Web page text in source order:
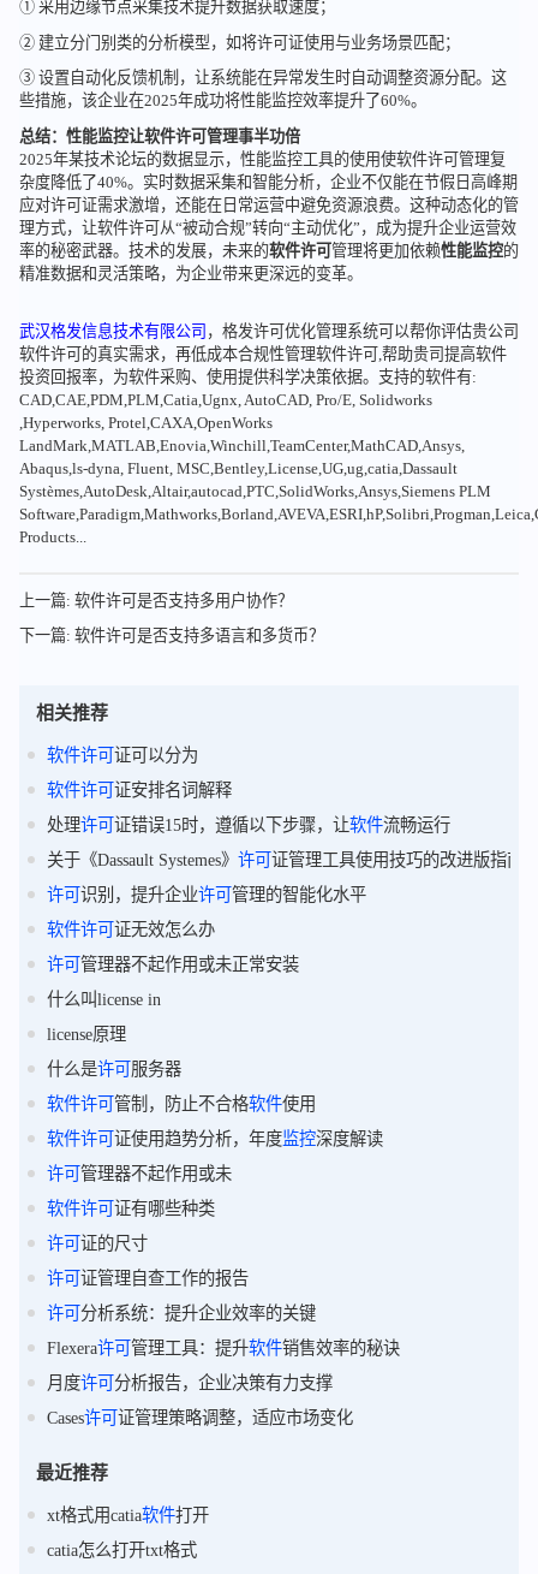
① 采用边缘节点采集技术提升数据获取速度；
② 建立分门别类的分析模型，如将许可证使用与业务场景匹配；
③ 设置自动化反馈机制，让系统能在异常发生时自动调整资源分配。这
些措施，该企业在2025年成功将性能监控效率提升了60%。
总结：性能监控让软件许可管理事半功倍
2025年某技术论坛的数据显示，性能监控工具的使用使软件许可管理复
杂度降低了40%。实时数据采集和智能分析，企业不仅能在节假日高峰期
应对许可证需求激增，还能在日常运营中避免资源浪费。这种动态化的管
理方式，让软件许可从“被动合规”转向“主动优化”，成为提升企业运营效
率的秘密武器。技术的发展，未来的软件许可管理将更加依赖性能监控的
精准数据和灵活策略，为企业带来更深远的变革。
武汉格发信息技术有限公司 ，格发许可优化管理系统可以帮你评估贵公司
软件许可的真实需求，再低成本合规性管理软件许可,帮助贵司提高软件
投资回报率，为软件采购、使用提供科学决策依据。支持的软件有:
CAD,CAE,PDM,PLM,Catia,Ugnx, AutoCAD, Pro/E, Solidworks
,Hyperworks, Protel,CAXA,OpenWorks
LandMark,MATLAB,Enovia,Winchill,TeamCenter,MathCAD,Ansys,
Abaqus,ls-dyna, Fluent, MSC,Bentley,License,UG,ug,catia,Dassault
Systèmes,AutoDesk,Altair,autocad,PTC,SolidWorks,Ansys,Siemens PLM
Products...
上一篇: 软件许可是否支持多用户协作？
下一篇: 软件许可是否支持多语言和多货币？
相关推荐
软件许可 证可以分为
软件许可 证安排名词解释
处理许可 证错误15时，遵循以下步骤，让软件流畅运行
关于《Dassault Systemes》 许可 证管理工具使用技巧的改进版指南
许可 识别，提升企业许可 管理的智能化水平
软件许可 证无效怎么办
许可 管理器不起作用或未正常安装
什么叫license in
license原理
什么是许可 服务器
软件许可 管制，防止不合格软件使用
软件许可 证使用趋势分析，年度监控深度解读
许可 管理器不起作用或未
软件许可 证有哪些种类
许可 证的尺寸
许可 证管理自查工作的报告
许可 分析系统：提升企业效率的关键
Flexera许可 管理工具：提升软件销售效率的秘诀
月度许可 分析报告，企业决策有力支撑
Cases许可 证管理策略调整，适应市场变化
最近推荐
xt格式用catia软件打开
catia怎么打开txt格式